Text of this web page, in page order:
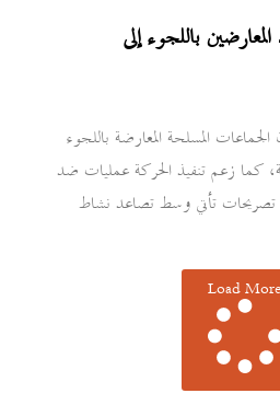
باللجوء إلى
المسلحة المعارضة باللجوء
كما زعم تنفيذ الحركة عمليات ضد
تأتي وسط تصاعد نشاط
Load More